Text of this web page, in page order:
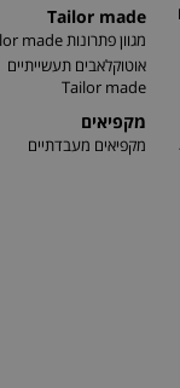
Tailor made
מגוון פתרונות Tailor made
אוטוקלאבים תעשייתיים
Tailor made
מקפיאים
מקפיאים מעבדתיים